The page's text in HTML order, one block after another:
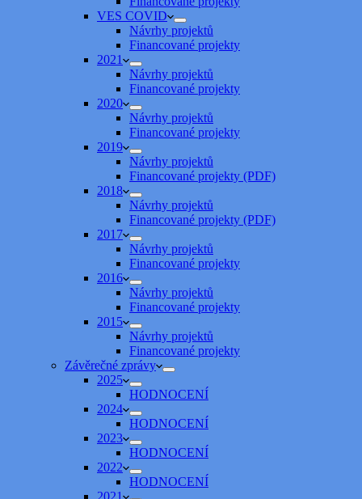
VES COVID
Návrhy projektů
Financované projekty
2021
Návrhy projektů
Financované projekty
2020
Návrhy projektů
Financované projekty
2019
Návrhy projektů
Financované projekty (PDF)
2018
Návrhy projektů
Financované projekty (PDF)
2017
Návrhy projektů
Financované projekty
2016
Návrhy projektů
Financované projekty
2015
Návrhy projektů
Financované projekty
Závěrečné zprávy
2025
HODNOCENÍ
2024
HODNOCENÍ
2023
HODNOCENÍ
2022
HODNOCENÍ
2021